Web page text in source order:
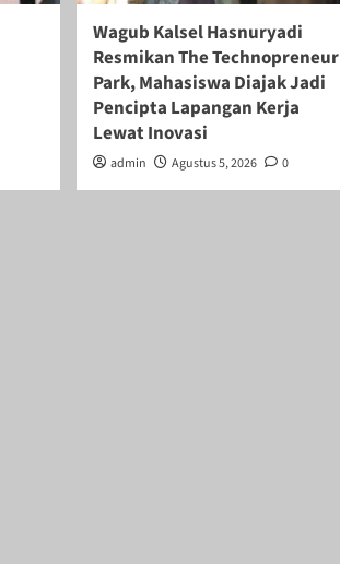
Wagub Kalsel Hasnuryadi
Resmikan The Technopreneur
Park, Mahasiswa Diajak Jadi
Pencipta Lapangan Kerja
Lewat Inovasi
admin Agustus 5, 2026 0